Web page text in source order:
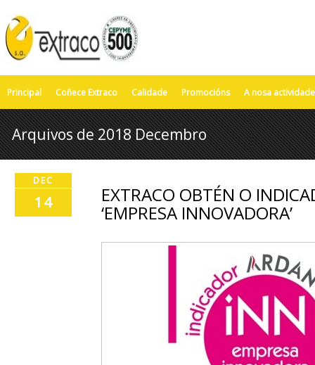
Principal Coñece Extraco Calidade Promocións A nosa actividade
Arquivos de 2018 Decembro
DEC
14 EXTRACO OBTÉN O
‘EMPRESA INNOVADORA’